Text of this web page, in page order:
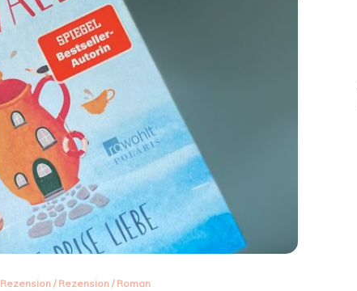
Rezension / Rezension / Roman